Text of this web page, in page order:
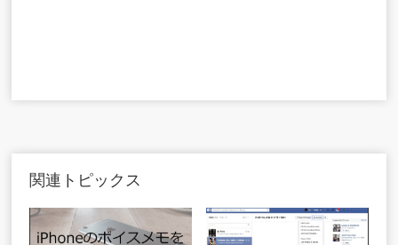
関連トピックス